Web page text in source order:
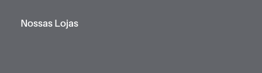
Nossas Lojas